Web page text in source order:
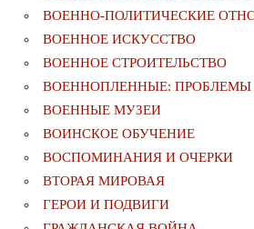
ВОЕННО-ПОЛИТИЧЕСКИE
ВОЕННОЕ ИСКУССТВО
ВОЕННОЕ СТРОИТЕЛЬСТВО
ВОЕННОПЛЕННЫЕ:
ВОЕННЫЕ МУЗЕИ
ВОИНСКОЕ ОБУЧЕНИЕ
ВОСПОМИНАНИЯ И ОЧЕРКИ
ВТОРАЯ МИРОВАЯ
ГЕРОИ И ПОДВИГИ